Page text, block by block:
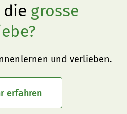
grosse
und verlieben.
erfahren